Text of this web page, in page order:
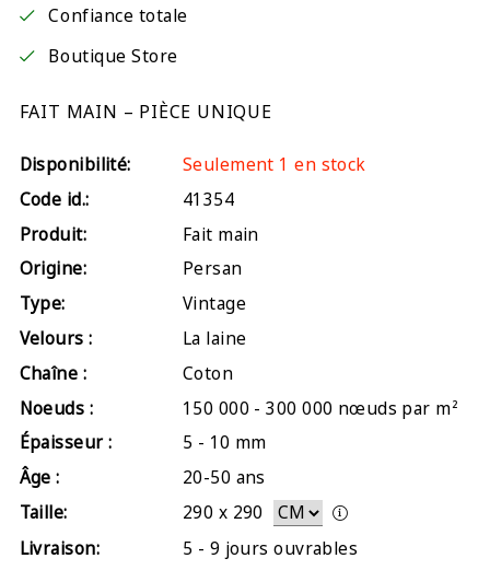
Confiance totale
Boutique Store
FAIT MAIN – PIÈCE UNIQUE
Disponibilité:
Seulement 1 en stock
Code id.:
41354
Produit:
Fait main
Origine:
Persan
Type:
Vintage
Velours :
La laine
Chaîne :
Coton
Noeuds :
150 000 - 300 000 nœuds par m²
Épaisseur :
5 - 10 mm
Âge :
20-50 ans
Taille:
290 x 290
Livraison:
5 - 9 jours ouvrables